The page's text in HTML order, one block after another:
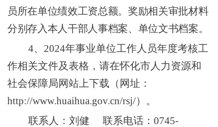
员所在单位绩效工资总额。奖励相关审批材料
分别存入本人干部人事档案、单位文书档案。
4、 2024年事业单位工作人员年度考核工
作相关文件及表格，请在怀化市人力资源和
社会保障局网站上下载（网址：
http://www.huaihua.gov.cn/rsj/）。
联系人： 刘 健 联系电话： 0745-